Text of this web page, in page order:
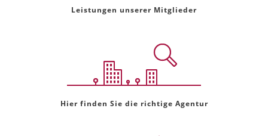
Leistungen unserer Mitglieder
Hier finden Sie die richtige Agentur